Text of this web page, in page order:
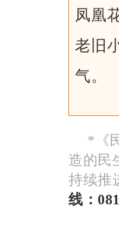
凤凰
老旧
气。
*《
造的民
持续推
线：